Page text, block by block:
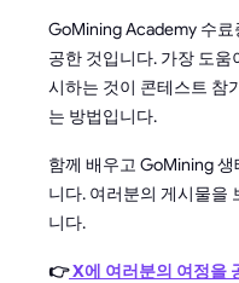
GoMining Academy 수
공한 것입니다. 가장 도움
시하는 것이 콘테스트 참
는 방법입니다.
함께 배우고 GoMining
니다. 여러분의 게시물을
니다.
👉X에 여러분의 여정을